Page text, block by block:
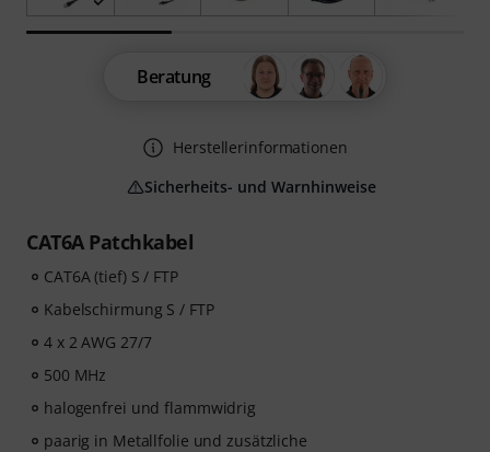
CAT6A Patchkabel
CAT6A (tief) S / FTP
Kabelschirmung S / FTP
4 x 2 AWG 27/7
500 MHz
halogenfrei und flammwidrig
paarig in Metallfolie und zusätzliche
Beratung
Herstellerinformationen
Sicherheits- und Warnhinweise